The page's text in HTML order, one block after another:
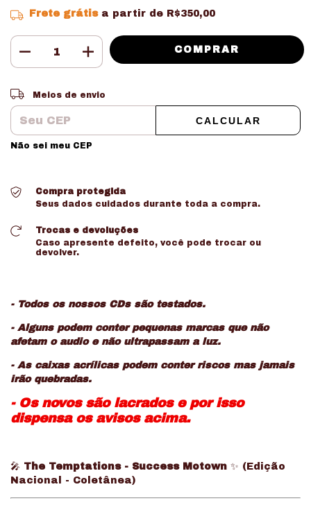
Frete grátis a partir de R$350,00
Entregas para o CEP:
Meios de envio
CALCULAR
Não sei meu CEP
Compra protegida
Seus dados cuidados durante toda a compra.
Trocas e devoluções
Caso apresente defeito, você pode trocar ou
devolver.
- Todos os nossos CDs são testados.
- Alguns podem conter pequenas marcas que não
afetam o audio e não ultrapassam a luz.
- As caixas acrílicas podem conter riscos mas jamais
irão quebradas.
- Os novos são lacrados e por isso
dispensa os avisos acima.
🎤 The Temptations - Success Motown ✨ (Edição
Nacional - Coletânea)